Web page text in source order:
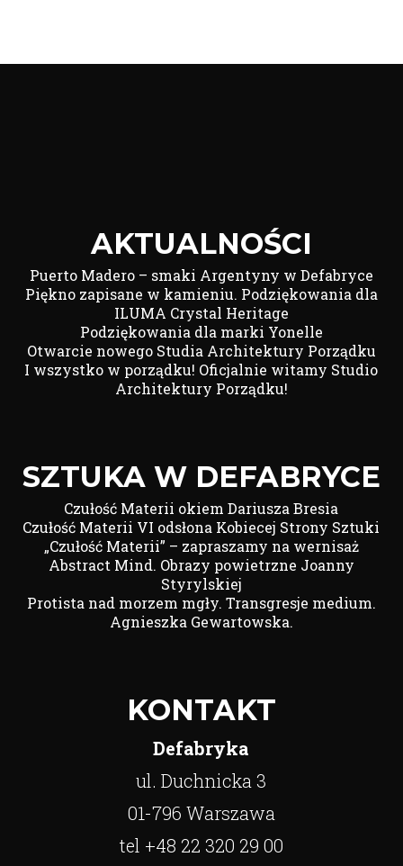
AKTUALNOŚCI
Puerto Madero – smaki Argentyny w Defabryce
Piękno zapisane w kamieniu. Podziękowania dla
ILUMA Crystal Heritage
Podziękowania dla marki Yonelle
Otwarcie nowego Studia Architektury Porządku
I wszystko w porządku! Oficjalnie witamy Studio
Architektury Porządku!
SZTUKA W DEFABRYCE
Czułość Materii okiem Dariusza Bresia
Czułość Materii VI odsłona Kobiecej Strony Sztuki
„Czułość Materii” – zapraszamy na wernisaż
Abstract Mind. Obrazy powietrzne Joanny
Styrylskiej
Protista nad morzem mgły. Transgresje medium.
Agnieszka Gewartowska.
KONTAKT
Defabryka
ul. Duchnicka 3
01-796 Warszawa
tel +48 22 320 29 00